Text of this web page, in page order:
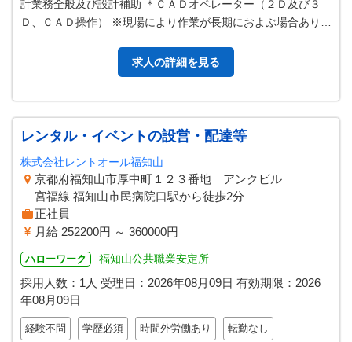
計業務全般及び設計補助 ＊ＣＡＤオペレーター（２Ｄ及び３
Ｄ、ＣＡＤ操作） ※現場により作業が長期におよぶ場合ありま
求人の詳細を見る
レンタル・イベントの設営・配達等
株式会社レントオール福知山
京都府福知山市厚中町１２３番地 アンクビル
宮福線 福知山市民病院口駅から徒歩2分
正社員
月給 252200円 ～ 360000円
ハローワーク 福知山公共職業安定所
採用人数：1人 受理日： 2026年08月09日 有効期限： 2026
年08月09日
経験不問 学歴必須 時間外労働あり 転勤なし